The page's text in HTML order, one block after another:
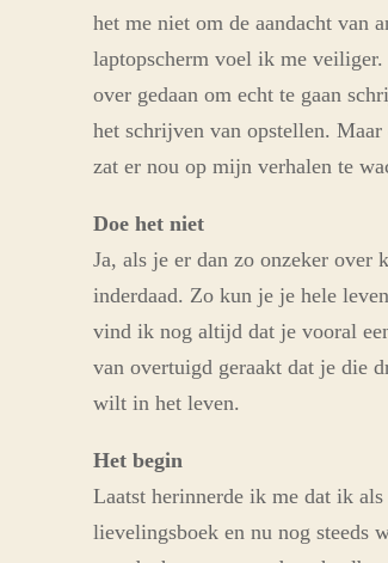
het me niet om de aandacht van
laptopscherm voel ik me
over gedaan om echt te gaan
het schrijven van opstellen.
zat er nou op mijn verhalen te
Doe het niet
Ja, als je er dan zo onzeker
inderdaad. Zo kun je je hele
vind ik nog altijd dat je vooral
van overtuigd geraakt dat je die
wilt in het leven.
Het begin
Laatst herinnerde ik me dat ik
lievelingsboek en nu nog steeds